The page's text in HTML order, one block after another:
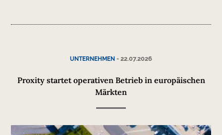
UNTERNEHMEN - 22.07.2026
Proxity startet operativen Betrieb in europäischen
Märkten